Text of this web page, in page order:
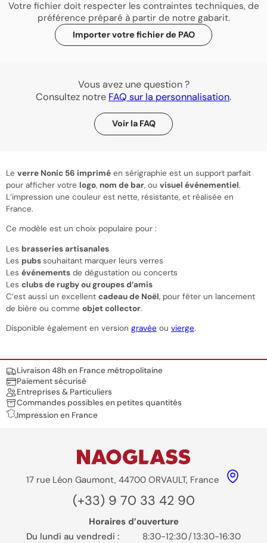
Votre fichier doit respecter les contraintes techniques, de
préférence préparé à partir de notre gabarit.
Importer votre fichier de PAO
Vous avez une question ?
Consultez notre FAQ sur la personnalisation.
Voir la FAQ
Le verre Nonic 56 imprimé en sérigraphie est un support parfait
pour afficher votre logo, nom de bar, ou visuel événementiel.
L’impression une couleur est nette, résistante, et réalisée en
France.
Ce modèle est un choix populaire pour :
Les brasseries artisanales
Les pubssouhaitant marquer leurs verres
Les événements de dégustation ou concerts
Les clubs de rugby ou groupes d’amis
C’est aussi un excellent cadeau de Noël, pour fêter un lancement
de bière ou comme objet collector.
Disponible également en version gravée ou vierge.
Nos engagements
Livraison 48h en France métropolitaine
Paiement sécurisé
Entreprises & Particuliers
Commandes possibles en petites quantités
Impression en France
17 rue Léon Gaumont, 44700 ORVAULT, France
(+33) 9 70 33 42 90
Horaires d’ouverture
Du lundi au vendredi :
8:30-12:30/13:30-16:30